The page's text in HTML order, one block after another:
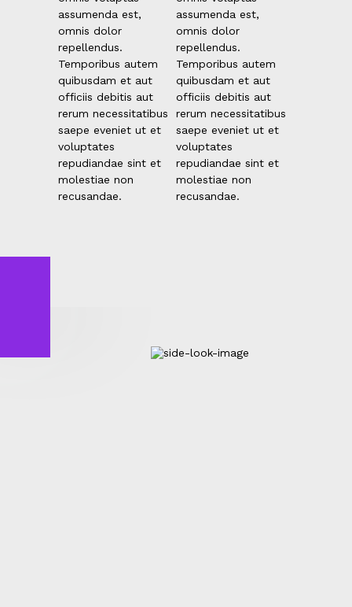
assumenda est,
omnis dolor
repellendus.
Temporibus autem
quibusdam et aut
officiis debitis aut
rerum necessitatibus
saepe eveniet ut et
voluptates
repudiandae sint et
molestiae non
recusandae.
assumenda est,
omnis dolor
repellendus.
Temporibus autem
quibusdam et aut
officiis debitis aut
rerum necessitatibus
saepe eveniet ut et
voluptates
repudiandae sint et
molestiae non
recusandae.